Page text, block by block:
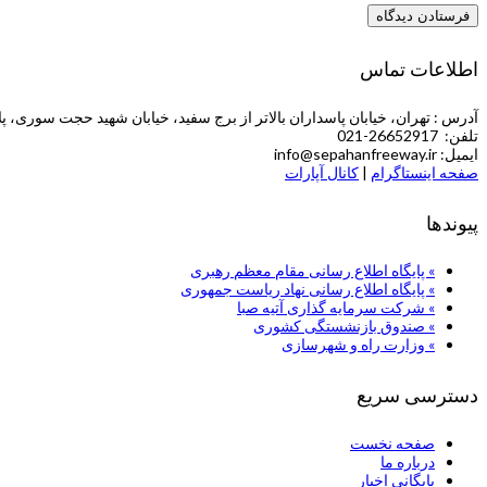
اطلاعات تماس
آدرس : تهران، خیابان پاسداران بالاتر از برج سفید، خیابان شهید حجت سوری، پلاک 5 (طبقه چهارم
تلفن: 26652917-021
ایمیل: info@sepahanfreeway.ir
صفحه اینستاگرام | کانال آپارات
پیوندها
» پایگاه اطلاع رسانی مقام معظم رهبری
» پایگاه اطلاع رسانی نهاد ریاست جمهوری
» شركت سرمایه گذاری آتیه صبا
» صندوق بازنشستگی کشوری
» وزارت راه و شهرسازی
دسترسی سریع
صفحه نخست
درباره ما
بایگانی اخبار